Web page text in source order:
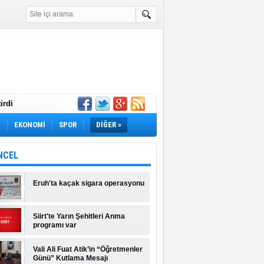
İş Arayanlar
Açıklandı!
Fiyatlar ve
EKONOMİ SPOR DİĞER »
Eruh'ta kaçak sigara operasyonu
Siirt'te Yarın Şehitleri Anma
programı var
Vali Ali Fuat Atik’in “Öğretmenler
Günü” Kutlama Mesajı